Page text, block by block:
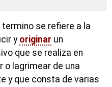
se refiere a la
yoriginar un
que se realiza en
o lagrimear de una
y que consta de varias